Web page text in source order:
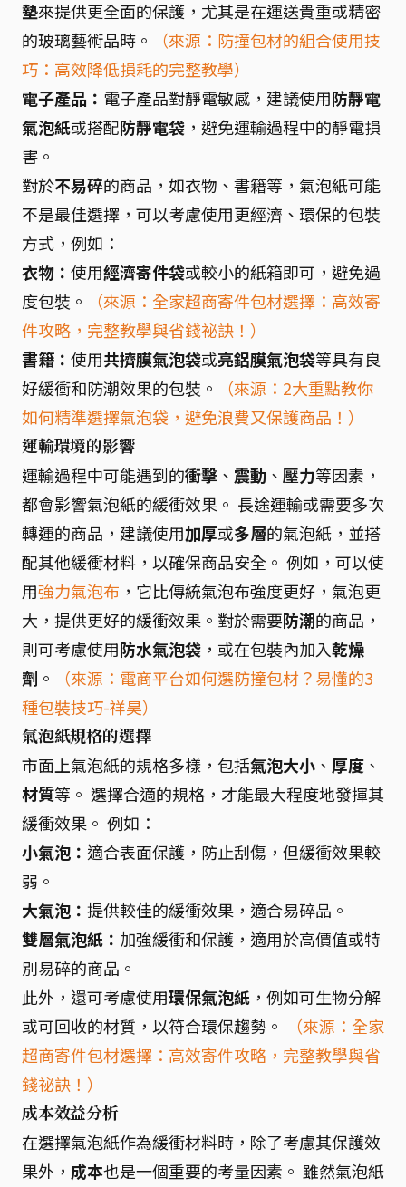
墊來提供更全面的保護，尤其是在運送貴重或精密
的玻璃藝術品時。
（來源：防撞包材的組合使用技
巧：高效降低損耗的完整教學）
電子產品： 電子產品對靜電敏感，建議使用防靜電
氣泡紙或搭配防靜電袋 ，避免運輸過程中的靜電損
害。
對於不易碎的商品，如衣物、書籍等，氣泡紙可能
不是最佳選擇，可以考慮使用更經濟、環保的包裝
方式，例如：
衣物： 使用經濟寄件袋或較小的紙箱即可，避免過
度包裝。
（來源：全家超商寄件包材選擇：高效寄
件攻略，完整教學與省錢祕訣！）
書籍： 使用共擠膜氣泡袋或亮鋁膜氣泡袋等具有良
好緩衝和防潮效果的包裝。
（來源：2大重點教你
如何精準選擇氣泡袋，避免浪費又保護商品！）
運輸環境的影響
運輸過程中可能遇到的衝擊 、 震動 、 壓力等因素，
都會影響氣泡紙的緩衝效果。 長途運輸或需要多次
轉運的商品，建議使用加厚或多層的氣泡紙，並搭
配其他緩衝材料，以確保商品安全。 例如，可以使
用強力氣泡布 ，它比傳統氣泡布強度更好，氣泡更
大，提供更好的緩衝效果。對於需要防潮的商品，
則可考慮使用防水氣泡袋 ，或在包裝內加入乾燥
劑 。
（來源：電商平台如何選防撞包材？易懂的3
種包裝技巧-祥昊）
氣泡紙規格的選擇
市面上氣泡紙的規格多樣，包括氣泡大小 、 厚度 、
材質等。 選擇合適的規格，才能最大程度地發揮其
緩衝效果。 例如：
小氣泡： 適合表面保護，防止刮傷，但緩衝效果較
弱。
大氣泡： 提供較佳的緩衝效果，適合易碎品。
雙層氣泡紙： 加強緩衝和保護，適用於高價值或特
別易碎的商品。
此外，還可考慮使用環保氣泡紙 ，例如可生物分解
或可回收的材質，以符合環保趨勢。
（來源：全家
超商寄件包材選擇：高效寄件攻略，完整教學與省
錢祕訣！）
成本效益分析
在選擇氣泡紙作為緩衝材料時，除了考慮其保護效
果外， 成本也是一個重要的考量因素。 雖然氣泡紙